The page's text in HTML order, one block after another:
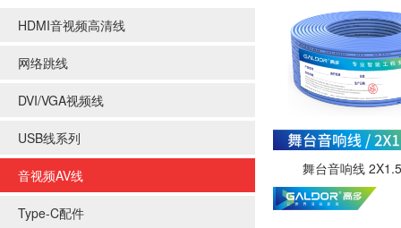
HDMI音视频高清线
网络跳线
DVI/VGA视频线
USB线系列
音视频AV线
Type-C配件
舞台音响线